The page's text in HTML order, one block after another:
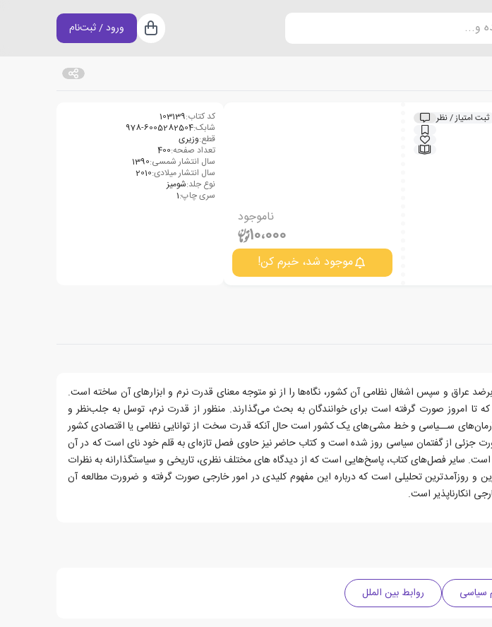
و... سبد خرید
ورود / ثبت‌نام
ثبت امتیاز / نظر
ناموجود
10،000
موجود شد، خبرم کن!
کد کتاب:103139
شابک:978-6005282504
قطع:وزیری
تعداد صفحه:400
سال انتشار شمسی:1390
سال انتشار میلادی:2010
نوع جلد:شومیز
سری چاپ:1
عراق و سپس اشغال نظامی آن کشور، نگاه‌ها را از نو متوجه معنای قدرت نرم و ابزارهای آن ساخته است.
تا امروز صورت گرفته است برای خوانندگان به بحث می‌گذارند. منظور از قدرت نرم، توسل به جلب‌نظر و
ســیاسی و خط مشی‌های یک کشور است حال آنکه قدرت سخت از توانایی نظامی یا اقتصادی کشور
جزئی از گفتمان سیاسی روز شده است و کتاب حاضر نیز حاوی فصل تازه‌ای به قلم خود نای است که در آن
سایر فصل‌های کتاب، پاسخ‌هایی است که از دیدگاه های مختلف نظری، تاریخی و سیاستگذارانه به نظرات
و روزآمدترین تحلیلی است که درباره این مفهوم کلیدی در امور خارجی صورت گرفته و ضرورت مطالعه آن
انکارناپذیر است.
سیاسی روابط بین الملل